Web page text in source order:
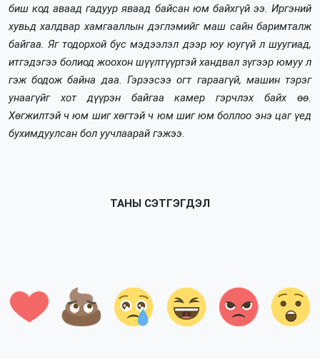
биш код аваад гадуур яваад байсан юм байхгүй ээ. Иргэний
хувьд халдвар хамгааллын дэглэмийг маш сайн баримталж
байгаа. Яг тодорхой бус мэдээлэл дээр юу юугүй л шуугиад,
итгэдэгээ болиод жоохон шүүлтүүртэй хандвал зүгээр юмуу л
гэж бодож байна даа. Гэрээсээ огт гараагүй, машин тэрэг
унаагүйг хот дүүрэн байгаа камер гэрчлэх байх өө.
Хөгжилтэй ч юм шиг хөгтэй ч юм шиг юм боллоо энэ цаг үед
бухимдуулсан бол уучлаарайгэжээ.
ТАНЫ СЭТГЭГДЭЛ